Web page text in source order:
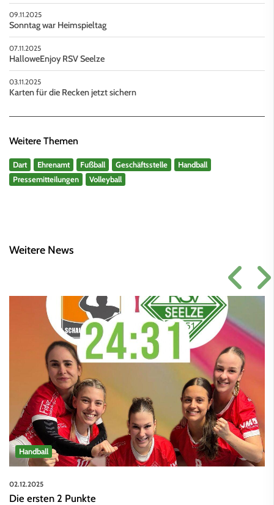
09.11.2025
Sonntag war Heimspieltag
07.11.2025
HalloweEnjoy RSV Seelze
03.11.2025
Karten für die Recken jetzt sichern
Weitere Themen
Dart Ehrenamt Fußball Geschäftsstelle
Handball
Pressemitteilungen
Volleyball
Weitere News
Handball
02.12.2025
Die ersten 2 Punkte